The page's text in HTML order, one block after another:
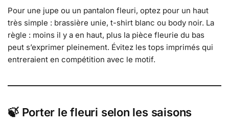
Pour une jupe ou un pantalon fleuri, optez pour un haut
très simple : brassière unie, t-shirt blanc ou body noir. La
règle : moins il y a en haut, plus la pièce fleurie du bas
peut s’exprimer pleinement. Évitez les tops imprimés qui
entreraient en compétition avec le motif.
🍃 Porter le fleuri selon les saisons